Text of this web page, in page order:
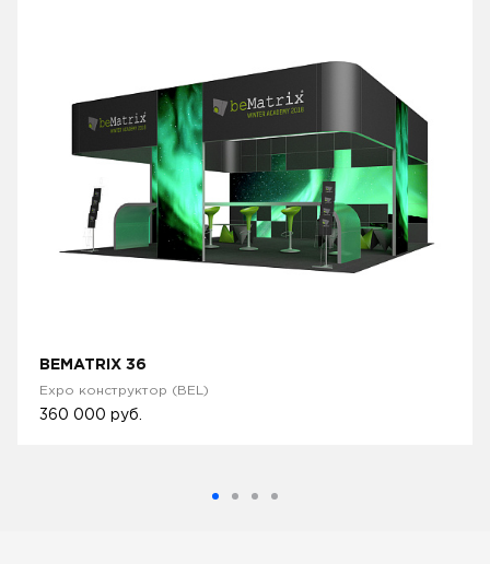
BEMATRIX 36
Expo конструктор (BEL)
360 000 руб.